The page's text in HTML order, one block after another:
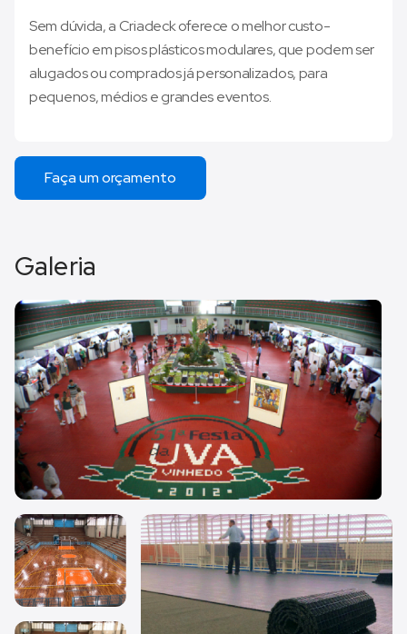
Sem dúvida, a Criadeck oferece o melhor custo-
benefício em pisos plásticos modulares, que podem ser
alugados ou comprados já personalizados, para
pequenos, médios e grandes eventos.
Faça um orçamento
Galeria